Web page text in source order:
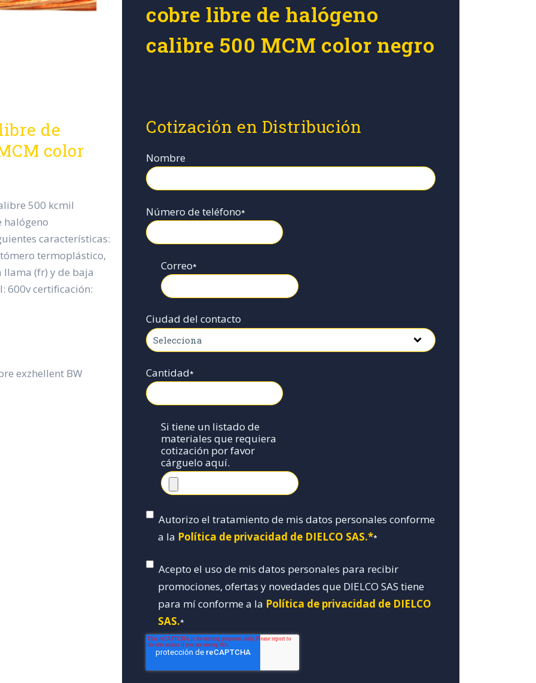
de
color
500 kcmil
halógeno
características:
termoplástico,
llama (fr) y de baja
600v certificación:
exzhellent BW
cobre libre de halógeno
calibre 500 MCM color negro
Cotización en Distribución
Nombre
Número de teléfono*
Correo*
Ciudad del contacto
Cantidad*
Si tiene un listado de
materiales que requiera
cotización por favor
cárguelo aquí.
Autorizo el tratamiento de mis datos personales conforme
a la Política de privacidad de DIELCO SAS.**
Acepto el uso de mis datos personales para recibir
promociones, ofertas y novedades que DIELCO SAS tiene
para mí conforme a la Política de privacidad de DIELCO
SAS.*